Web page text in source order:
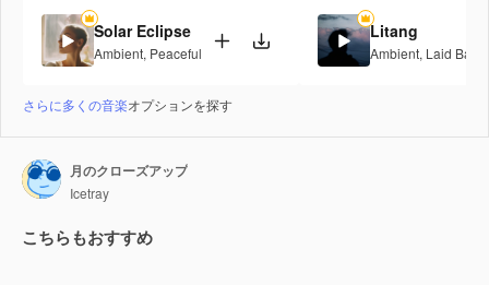
Solar Eclipse
Ambient, Peaceful
Litang
Ambient, Laid Back
さらに多くの音楽オプションを探す
月のクローズアップ
Icetray
こちらもおすすめ